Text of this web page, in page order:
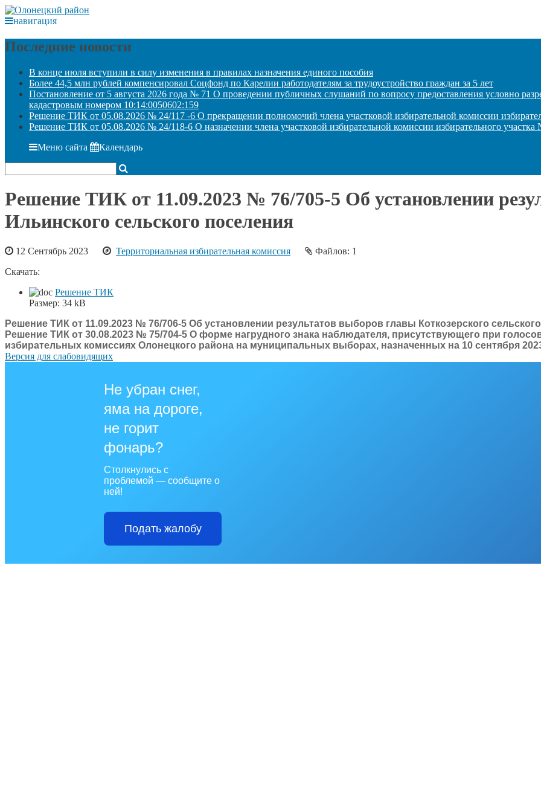
навигация
Последние новости
В конце июля вступили в силу изменения в правилах назначения единого пособия
Более 44,5 млн рублей компенсировал Соцфонд по Карелии работодателям за трудоустройство граждан за 5 лет
Постановление от 5 августа 2026 года № 71 О проведении публичных слушаний по вопросу предоставления условно
кадастровым номером 10:14:0050602:159
Решение ТИК от 05.08.2026 № 24/117 -6 О прекращении полномочий члена участковой избирательной комиссии
Решение ТИК от 05.08.2026 № 24/118-6 О назначении члена участковой избирательной комиссии избирательного участка
Меню сайта Календарь
Решение ТИК от 11.09.2023 № 76/705-5 Об установлении
Ильинского сельского поселения
12 Сентябрь 2023 Территориальная избирательная комиссия
Файлов: 1
Скачать:
Решение ТИК
Размер: 34 kB
Решение ТИК от 11.09.2023 № 76/706-5 Об установлении результатов выборов главы Коткозерского
Решение ТИК от 30.08.2023 № 75/704-5 О форме нагрудного знака наблюдателя, присутствующего при
избирательных комиссиях Олонецкого района на муниципальных выборах, назначенных на 10 сентября
Версия для слабовидящих
Не убран снег,
яма на дороге,
не горит
фонарь?
Столкнулись с
проблемой — сообщите о
ней!
Подать жалобу